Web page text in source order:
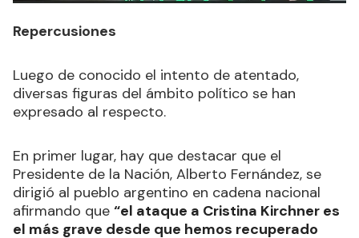
Repercusiones
Luego de conocido el intento de atentado,
diversas figuras del ámbito político se han
expresado al respecto.
En primer lugar, hay que destacar que el
Presidente de la Nación, Alberto Fernández, se
dirigió al pueblo argentino en cadena nacional
afirmando que “el ataque a Cristina Kirchner es
el más grave desde que hemos recuperado